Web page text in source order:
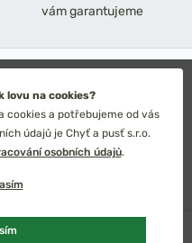
vám garantujeme
údajů
Simplia s.r.o.
Petr Široký
lovu na cookies?
a potřebujeme od vás
údajů je Chyť a pusť s.r.o.
osobních údajů.